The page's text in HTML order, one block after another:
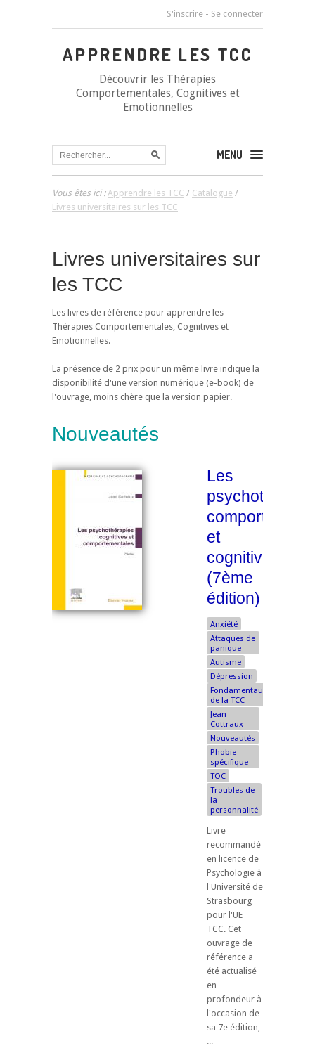
S'inscrire - Se connecter
APPRENDRE LES TCC
Découvrir les Thérapies
Comportementales, Cognitives et
Emotionnelles
MENU
Vous êtes ici :Apprendre les TCC / Catalogue /
Livres universitaires sur les TCC
Livres universitaires sur
les TCC
Les livres de référence pour apprendre les
Thérapies Comportementales, Cognitives et
Emotionnelles.
La présence de 2 prix pour un même livre indique la
disponibilité d'une version numérique (e-book) de
l'ouvrage, moins chère que la version papier.
Nouveautés
Les
et
cognitives
(7ème
édition)
Anxiété
Attaques de
panique
Autisme
Dépression
Fondamentaux
de la TCC
Jean
Cottraux
Nouveautés
Phobie
spécifique
TOC
Troubles de
la
personnalité
Livre
recommandé
en licence de
Psychologie à
l'Université de
Strasbourg
pour l'UE
TCC. ​Cet
ouvrage de
référence a
été actualisé
en
profondeur à
l'occasion de
sa 7e édition,
...